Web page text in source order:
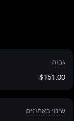
גבוה
$151.00
שינוי באחוזים